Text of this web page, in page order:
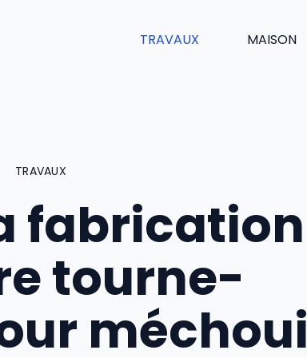
TRAVAUX MAISON
TRAVAUX
fabrication
tourne-
méchoui